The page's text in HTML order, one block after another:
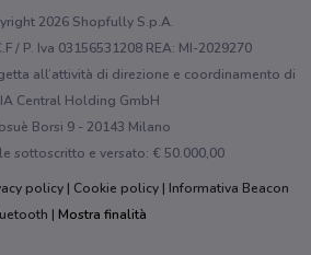
2026 Shopfully S.p.A.
/ P. Iva 03156531208 REA: MI-2029270
all’attività di direzione e coordinamento di
Central Holding GmbH
Borsi 9 - 20143 Milano
sottoscritto e versato: € 50.000,00
policy Cookie policy
Informativa Beacon
Mostra finalità